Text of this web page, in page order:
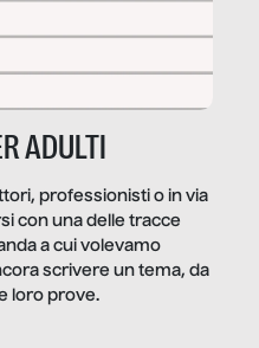
ADULTI
professionisti o in via
con una delle tracce
a cui volevamo
scrivere un tema, da
loro prove.